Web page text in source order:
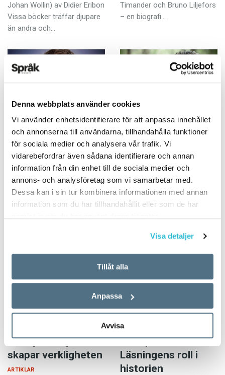
Denna webbplats använder cookies
Vi använder enhetsidentifierare för att anpassa innehållet
och annonserna till användarna, tillhandahålla funktioner
för sociala medier och analysera vår trafik. Vi
vidarebefordrar även sådana identifierare och annan
information från din enhet till de sociala medier och
annons- och analysföretag som vi samarbetar med.
Dessa kan i sin tur kombinera informationen med annan
information som du har tillhandahållit eller som de har
Visa detaljer
Tillåt alla
Anpassa
Avvisa
Johan Wollin) av Didier Eribon
Vissa böcker träffar djupare
än andra och…
Timander och Bruno Liljefors
– en ­biografi…
Boktipset: Vackert
och livsbejakande
11 AUGUSTI 2025
ARTIKLAR
Martin Sundin, generaldirektör
för Institutet för språk och
folkminnen: Sommerfugle­
dalen – et requiem (på
danska) av Inger Christensen
Boktipset:
Kärleksfullt öga för
drag av lyteskomik
10 AUGUSTI 2025
ARTIKLAR
Nils Håkanson, över­sättare,
författare och redaktör för
Svenskt översättarlexikon:
Den unge Leopold, Leopold
och Gustaf III, Leopold och
reuterholmska tiden, Leopold
under Gustaf IV Adolf…
Boktipset: Språket
skapar verkligheten
ARTIKLAR
Boktipset:
Läsningens roll i
historien